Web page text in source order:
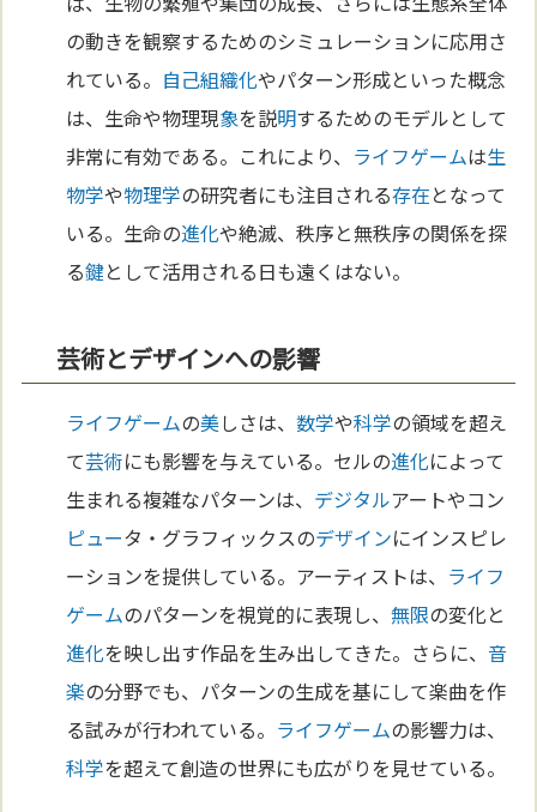
の動きを観察するためのシミュレーションに応用さ
れている。 自己組織化やパターン形成といった概念
は、生命や物理現象を説明するためのモデルとして
非常に有効である。これにより、 ライフゲームは生
物学や物理学の研究者にも注目される存在となって
いる。生命の進化や絶滅、秩序と無秩序の関係を探
る鍵として活用される日も遠くはない。
芸術とデザインへの影響
ライフゲームの美しさは、数学や科学の領域を超え
て芸術にも影響を与えている。セルの進化によって
生まれる複雑なパターンは、 デジタルアートやコン
ピュータ・グラフィックスのデザインにインスピレ
ーションを提供している。アーティストは、 ライフ
ゲームのパターンを視覚的に表現し、無限の変化と
進化を映し出す作品を生み出してきた。さらに、音
楽の分野でも、パターンの生成を基にして楽曲を作
る試みが行われている。 ライフゲームの影響力は、
科学を超えて創造の世界にも広がりを見せている。